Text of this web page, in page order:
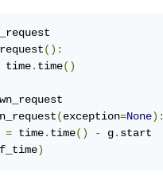
():
time.time()
(exception=None):
= time.time() - g.start
)